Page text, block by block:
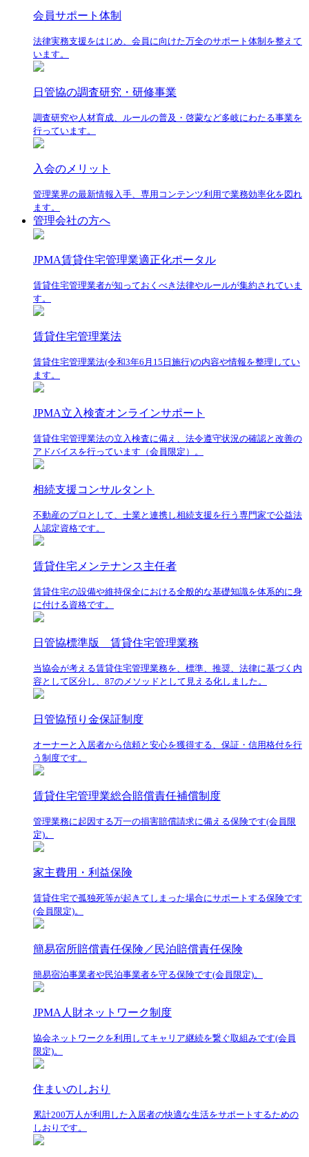
会員サポート体制
法律実務支援をはじめ、会員に向けた万全のサポート体制を整えて
います。
日管協の調査研究・研修事業
調査研究や人材育成、ルールの普及・啓蒙など多岐にわたる事業を
行っています。
入会のメリット
管理業界の最新情報入手、専用コンテンツ利用で業務効率化を図れ
ます。
管理会社の方へ
JPMA賃貸住宅管理業適正化ポータル
賃貸住宅管理業者が知っておくべき法律やルールが集約されていま
す。
賃貸住宅管理業法
賃貸住宅管理業法(令和3年6月15日施行)の内容や情報を整理してい
ます。
JPMA立入検査オンラインサポート
賃貸住宅管理業法の立入検査に備え、法令遵守状況の確認と改善の
アドバイスを行っています（会員限定）。
相続支援コンサルタント
不動産のプロとして、士業と連携し相続支援を行う専門家で公益法
人認定資格です。
賃貸住宅メンテナンス主任者
賃貸住宅の設備や維持保全における全般的な基礎知識を体系的に身
に付ける資格です。
日管協標準版 賃貸住宅管理業務
当協会が考える賃貸住宅管理業務を、標準、推奨、法律に基づく内
容として区分し、87のメソッドとして見える化しました。
日管協預り金保証制度
オーナーと入居者から信頼と安心を獲得する、保証・信用格付を行
う制度です。
賃貸住宅管理業総合賠償責任補償制度
管理業務に起因する万一の損害賠償請求に備える保険です(会員限
定)。
家主費用・利益保険
賃貸住宅で孤独死等が起きてしまった場合にサポートする保険です
(会員限定)。
簡易宿所賠償責任保険／民泊賠償責任保険
簡易宿泊事業者や民泊事業者を守る保険です(会員限定)。
JPMA人財ネットワーク制度
協会ネットワークを利用してキャリア継続を繋ぐ取組みです(会員
限定)。
住まいのしおり
累計200万人が利用した入居者の快適な生活をサポートするための
しおりです。